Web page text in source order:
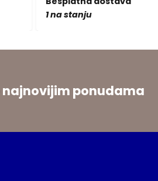
1 na stanju
ponudama